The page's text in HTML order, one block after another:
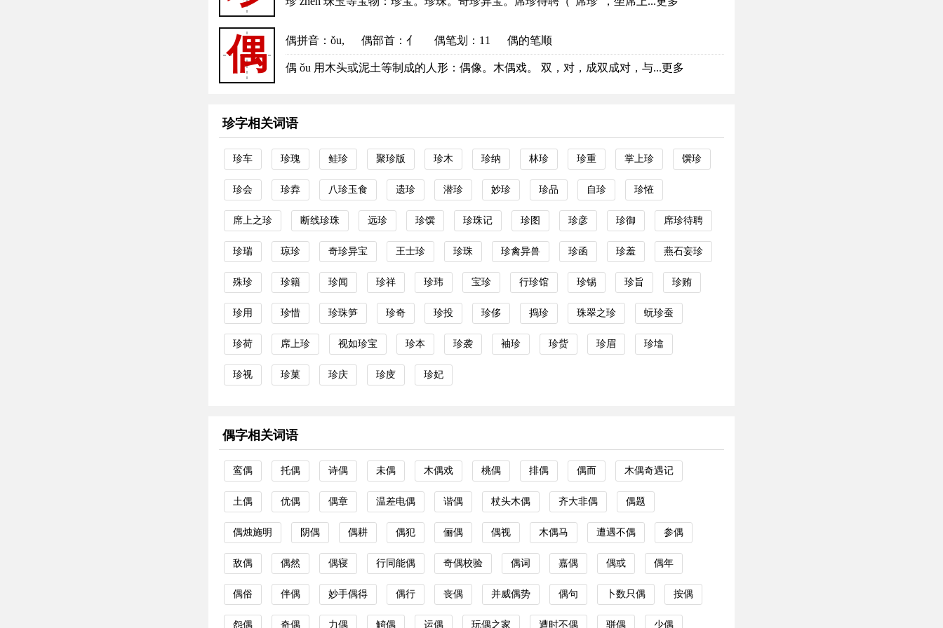
偶 偶拼音 ：ǒu, 偶部首 ：亻 偶笔划：11 偶的笔顺
偶 ǒu 用木头或泥土等制成的人形：偶像。木偶戏。 双，对，成双成对，与...更多
珍字相关词语
珍车 珍瑰 鲑珍 聚珍版 珍木 珍纳 林珍 珍重 掌上珍 馔珍
珍会 珍弆 八珍玉食 遗珍 潜珍 妙珍 珍品 自珍 珍恠
席上之珍 断线珍珠 远珍 珍馔 珍珠记 珍图 珍彦 珍御 席珍待聘
珍瑞 琼珍 奇珍异宝 王士珍 珍珠 珍禽异兽 珍函 珍羞 燕石妄珍
殊珍 珍籍 珍闻 珍祥 珍玮 宝珍 行珍馆 珍锡 珍旨 珍贿
珍用 珍惜 珍珠笋 珍奇 珍投 珍侈 捣珍 珠翠之珍 蚖珍蚕
珍荷 席上珍 视如珍宝 珍本 珍袭 袖珍 珍赀 珍眉 珍墖
珍视 珍菓 珍庆 珍庋 珍妃
偶字相关词语
鸾偶 托偶 诗偶 未偶 木偶戏 桃偶 排偶 偶而 木偶奇遇记
土偶 优偶 偶章 温差电偶 谐偶 杖头木偶 齐大非偶 偶题
偶烛施明 阴偶 偶耕 偶犯 俪偶 偶视 木偶马 遭遇不偶 参偶
敌偶 偶然 偶寝 行同能偶 奇偶校验 偶词 嘉偶 偶或 偶年
偶俗 伴偶 妙手偶得 偶行 丧偶 并威偶势 偶句 卜数只偶 按偶
怨偶 奇偶 力偶 觭偶 运偶 玩偶之家 遭时不偶 骈偶 少偶